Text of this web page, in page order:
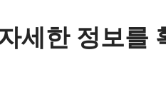
세한 정보를